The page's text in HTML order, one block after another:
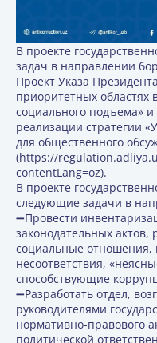
В проекте
задач в направлении
Проект Указа
приоритетных областях
социального подъема»
реализации стратегии
для общественного
(https://
contentLang=oz).
В проекте
следующие задачи в
➖Провести
законодательных
социальные отношения,
несоответствия,
способствующие
➖Разработать отдел,
руководителями
нормативно-правового
политической